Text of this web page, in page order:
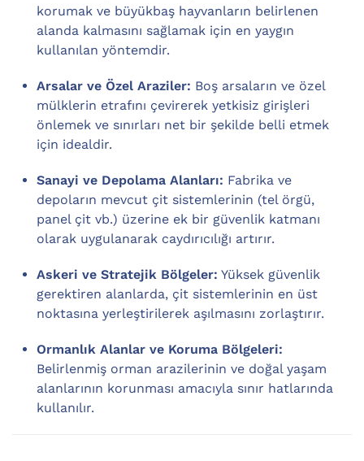
korumak ve büyükbaş hayvanların belirlenen
alanda kalmasını sağlamak için en yaygın
kullanılan yöntemdir.
Arsalar ve Özel Araziler: Boş arsaların ve özel
mülklerin etrafını çevirerek yetkisiz girişleri
önlemek ve sınırları net bir şekilde belli etmek
için idealdir.
Sanayi ve Depolama Alanları: Fabrika ve
depoların mevcut çit sistemlerinin (tel örgü,
panel çit vb.) üzerine ek bir güvenlik katmanı
olarak uygulanarak caydırıcılığı artırır.
Askeri ve Stratejik Bölgeler: Yüksek güvenlik
gerektiren alanlarda, çit sistemlerinin en üst
noktasına yerleştirilerek aşılmasını zorlaştırır.
Ormanlık Alanlar ve Koruma Bölgeleri:
Belirlenmiş orman arazilerinin ve doğal yaşam
alanlarının korunması amacıyla sınır hatlarında
kullanılır.